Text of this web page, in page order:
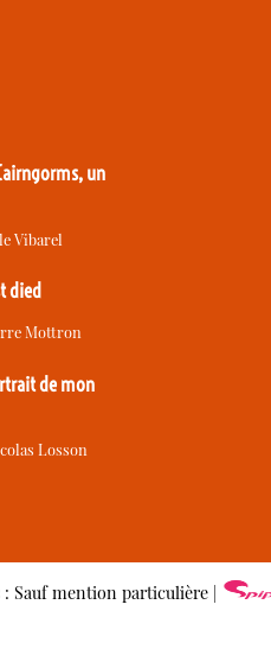
un
Vibarel
died
Mottron
de mon
Losson
Sauf mention particulière |